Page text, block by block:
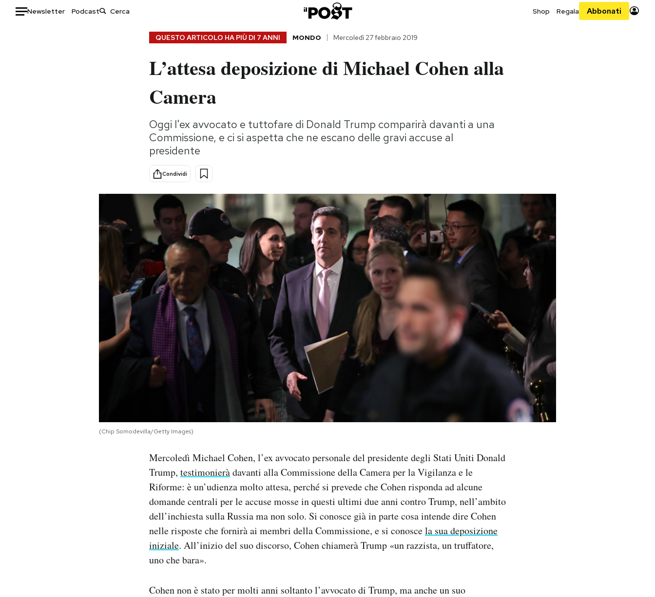
Newsletter Podcast Shop Regala Abbonati
Storie/Idee
Ok Boomer!
Altrecose
Mondiali calcio 2026
QUESTO ARTICOLO HA PIÙ DI 7 ANNI MONDO Mercoledì 27 febbraio 2019
L’attesa deposizione di Michael Cohen alla
Camera
Oggi l'ex avvocato e tuttofare di Donald Trump comparirà davanti a una
Commissione, e ci si aspetta che ne escano delle gravi accuse al
presidente
Condividi
(Chip Somodevilla/Getty Images)
Mercoledì Michael Cohen, l’ex avvocato personale del presidente degli Stati Uniti Donald
Trump, testimonieràdavanti alla Commissione della Camera per la Vigilanza e le
Riforme: è un’udienza molto attesa, perché si prevede che Cohen risponda ad alcune
domande centrali per le accuse mosse in questi ultimi due anni contro Trump, nell’ambito
dell’inchiesta sulla Russia ma non solo. Si conosce già in parte cosa intende dire Cohen
nelle risposte che fornirà ai membri della Commissione, e si conoscela sua deposizione
iniziale. All’inizio del suo discorso, Cohen chiamerà Trump «un razzista, un truffatore,
uno che bara».
Cohen non è stato per molti anni soltanto l’avvocato di Trump, ma anche un suo